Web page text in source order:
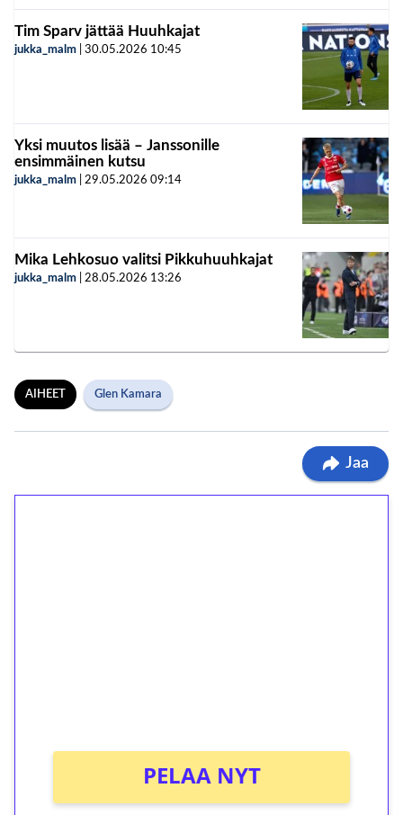
Tim Sparv jättää Huuhkajat
jukka_malm 30.05.2026 10:45
Yksi muutos lisää – Janssonille
ensimmäinen kutsu
jukka_malm 29.05.2026 09:14
Mika Lehkosuo valitsi Pikkuhuuhkajat
jukka_malm 28.05.2026 13:26
AIHEET Glen Kamara
Jaa
PELAA NYT